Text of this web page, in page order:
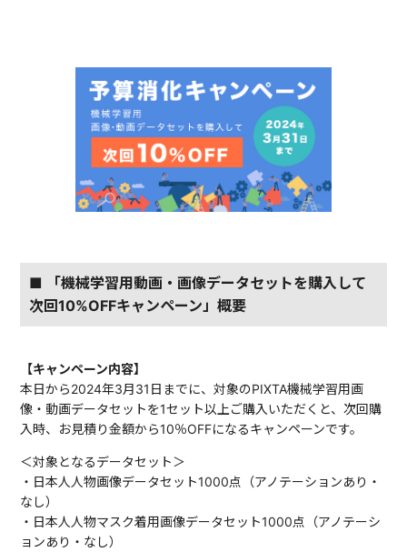
■ 「機械学習用動画・画像データセットを購入して
次回10%OFFキャンペーン」概要
【キャンペーン内容】
本日から2024年3月31日までに、対象のPIXTA機械学習用画
像・動画データセットを1セット以上ご購入いただくと、次回購
入時、お見積り金額から10％OFFになるキャンペーンです。
＜対象となるデータセット＞
・日本人人物画像データセット1000点（アノテーションあり・
なし）
・日本人人物マスク着用画像データセット1000点（アノテーシ
ョンあり・なし）